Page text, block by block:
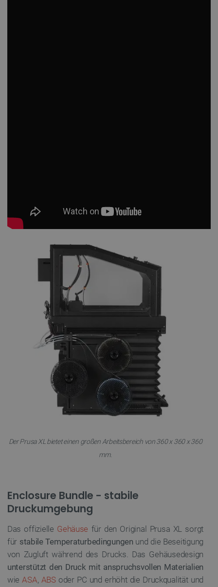
Der Prusa XL bietet einen großen Arbeitsbereich von 360 x 360 x 360
mm.
Enclosure Bundle - stabile
Druckumgebung
Das offizielle Gehäuse für den Original Prusa XL sorgt
für stabile Temperaturbedingungen und die Beseitigung
von Zugluft während des Drucks. Das Gehäusedesign
unterstützt den Druck mit anspruchsvollen Materialien
wieASA, ABSoder PC und erhöht die Druckqualität und